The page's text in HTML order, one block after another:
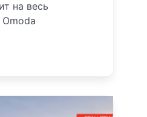
на весь